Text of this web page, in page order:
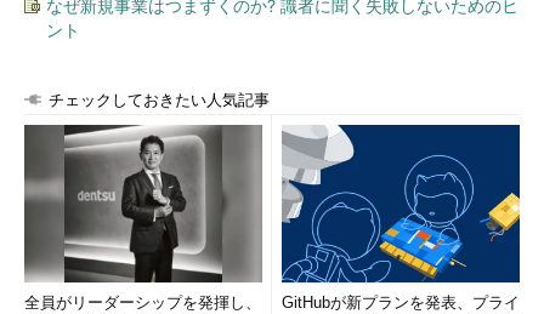
なぜ新規事業はつまずくのか? 識者に聞く失敗しないためのヒ
ント
チェックしておきたい人気記事
全員がリーダーシップを発揮し、
GitHubが新プランを発表、プライ